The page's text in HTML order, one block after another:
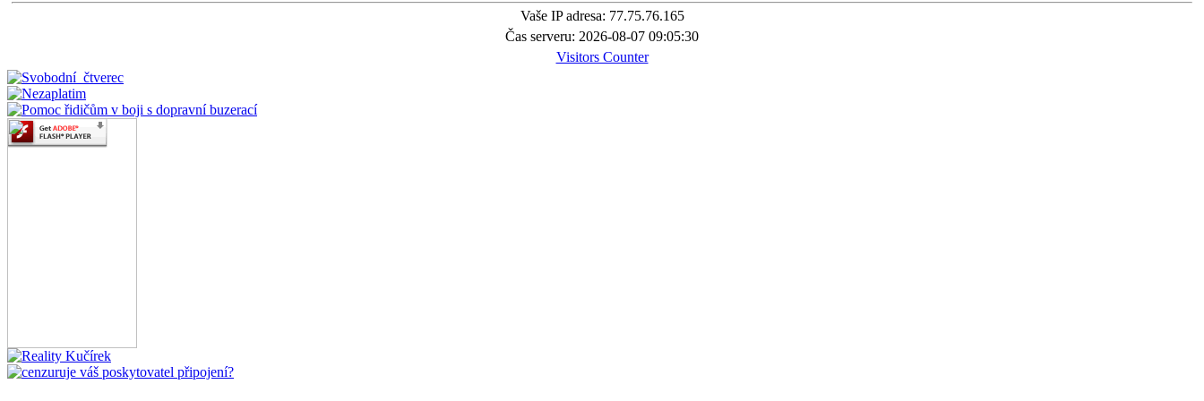
Vaše IP adresa: 77.75.76.165
Čas serveru: 2026-08-07 09:05:30
Visitors Counter